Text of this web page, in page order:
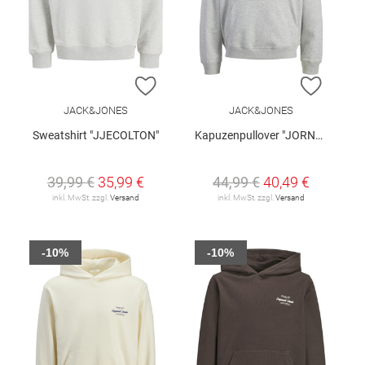
ZUR WUNSCHLISTE HINZUFÜGEN
JACK&JONES
Sweatshirt "JJECOLTON"
39,99 € 35,99 €
inkl. MwSt. zzgl. Versand
ZUR
JACK&JONES
Kapuzenpullover "JORNORREBRO"
44,99 €40,49 €
inkl. MwSt. zzgl. Versand
-10% -10%